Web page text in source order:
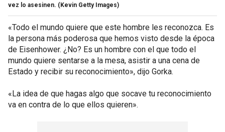
vez lo asesinen. (Kevin Getty Images)
«Todo el mundo quiere que este hombre les reconozca. Es
la persona más poderosa que hemos visto desde la época
de Eisenhower. ¿No? Es un hombre con el que todo el
mundo quiere sentarse a la mesa, asistir a una cena de
Estado y recibir su reconocimiento», dijo Gorka.
«La idea de que hagas algo que socave tu reconocimiento
va en contra de lo que ellos quieren».